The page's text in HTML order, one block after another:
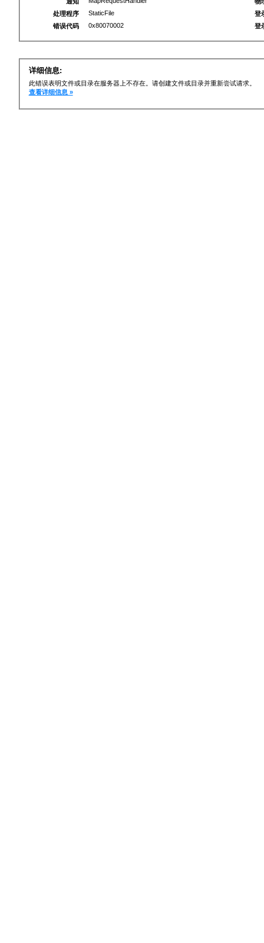
处理程序
StaticFile
错误代码
0x80070002
登
登
详细信息:
此错误表明文件或目录在服务器上不存在。请创建文件或目录并重新尝试请求。
查看详细信息 »